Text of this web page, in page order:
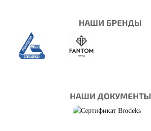
НАШИ БРЕНДЫ
НАШИ ДОКУМЕНТЫ